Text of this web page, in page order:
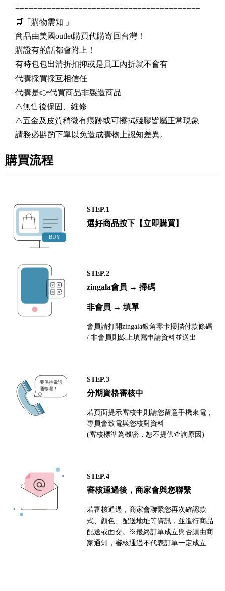
=========================================
🛒「購物需知 」
商品由美國outlet購買代購寄回台灣！
購證有的話都會附上！
有時包包出清折扣抑或是員工內折就不會有
代購採買採互相信任
代購是👉代買商品非製造商品
⚠️無售後保固、維修
⚠️五金及皮質稍微有痕跡或可擦拭殘膠皆屬正常現象
請務必斟酌下單以免造成購物上認知差異。
購買流程
STEP.1
選好商品按下【立即購買】
STEP.2
zingala會員 → 掃碼
非會員 → 填單
會員請打開zingala銀角零卡掃描付款條碼
/ 非會員則線上填寫申請資料並送出
STEP.3
分期資格審核中
若頁面提示審核中則請您留意手機來電，
專員會致電與您核對資料
(審核標準為機密，恕不提供查詢原因)
STEP.4
審核通過後，商家會與您聯繫
若審核通過，商家會聯繫您再次確認款
式、顏色、配送地址等資訊，並進行商品
配送或面交。※最終訂單成立與否須由商
家通知，審核通過不代表訂單一定成立